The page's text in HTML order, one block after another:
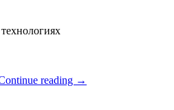
reading →